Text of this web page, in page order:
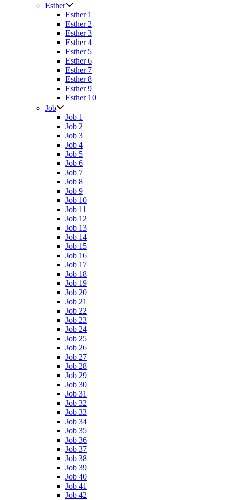
Esther
Esther 1
Esther 2
Esther 3
Esther 4
Esther 5
Esther 6
Esther 7
Esther 8
Esther 9
Esther 10
Job
Job 1
Job 2
Job 3
Job 4
Job 5
Job 6
Job 7
Job 8
Job 9
Job 10
Job 11
Job 12
Job 13
Job 14
Job 15
Job 16
Job 17
Job 18
Job 19
Job 20
Job 21
Job 22
Job 23
Job 24
Job 25
Job 26
Job 27
Job 28
Job 29
Job 30
Job 31
Job 32
Job 33
Job 34
Job 35
Job 36
Job 37
Job 38
Job 39
Job 40
Job 41
Job 42